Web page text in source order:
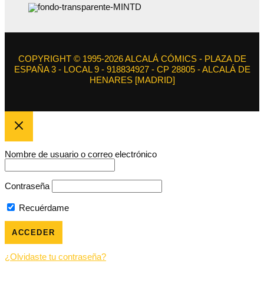
COPYRIGHT © 1995-2026 ALCALÁ CÓMICS - PLAZA DE
ESPAÑA 3 - LOCAL 9 - 918834927 - CP 28805 - ALCALÁ DE
HENARES [MADRID]
Nombre de usuario o correo electrónico
Contraseña
Recuérdame
¿Olvidaste tu contraseña?